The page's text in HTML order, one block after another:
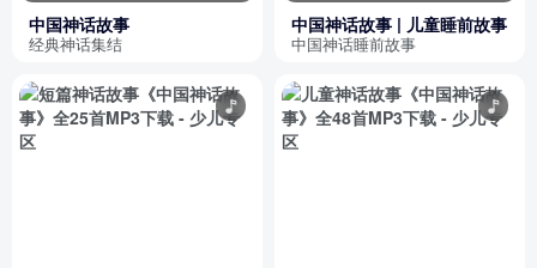
中国神话故事
经典神话集结
中国神话故事 | 儿童睡前故事
中国神话睡前故事